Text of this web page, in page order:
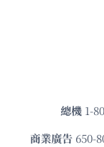
總機 1-
商業廣告 650-